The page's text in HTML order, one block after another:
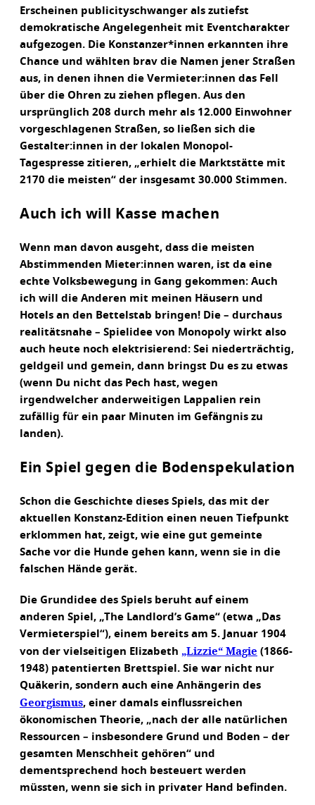
Erscheinen publicityschwanger als zutiefst
demokratische Angelegenheit mit Eventcharakter
aufgezogen. Die Konstanzer*innen erkannten ihre
Chance und wählten brav die Namen jener Straßen
aus, in denen ihnen die Vermieter:innen das Fell
über die Ohren zu ziehen pflegen. Aus den
ursprünglich 208 durch mehr als 12.000 Einwohner
vorgeschlagenen Straßen, so ließen sich die
Gestalter:innen in der lokalen Monopol-
Tagespresse zitieren, „erhielt die Marktstätte mit
2170 die meisten“ der insgesamt 30.000 Stimmen.
Auch ich will Kasse machen
Wenn man davon ausgeht, dass die meisten
Abstimmenden Mieter:innen waren, ist da eine
echte Volksbewegung in Gang gekommen: Auch
ich will die Anderen mit meinen Häusern und
Hotels an den Bettelstab bringen! Die – durchaus
realitätsnahe – Spielidee von Monopoly wirkt also
auch heute noch elektrisierend: Sei niederträchtig,
geldgeil und gemein, dann bringst Du es zu etwas
(wenn Du nicht das Pech hast, wegen
irgendwelcher anderweitigen Lappalien rein
zufällig für ein paar Minuten im Gefängnis zu
landen).
Ein Spiel gegen die Bodenspekulation
Schon die Geschichte dieses Spiels, das mit der
aktuellen Konstanz-Edition einen neuen Tiefpunkt
erklommen hat, zeigt, wie eine gut gemeinte
Sache vor die Hunde gehen kann, wenn sie in die
falschen Hände gerät.
Die Grundidee des Spiels beruht auf einem
anderen Spiel, „The Landlord’s Game“ (etwa „Das
Vermieterspiel“), einem bereits am 5. Januar 1904
von der vielseitigen Elizabeth „Lizzie“ Magie (1866-
1948) patentierten Brettspiel. Sie war nicht nur
Quäkerin, sondern auch eine Anhängerin des
Georgismus, einer damals einflussreichen
ökonomischen Theorie, „nach der alle natürlichen
Ressourcen – insbesondere Grund und Boden – der
gesamten Menschheit gehören“ und
dementsprechend hoch besteuert werden
müssten, wenn sie sich in privater Hand befinden.